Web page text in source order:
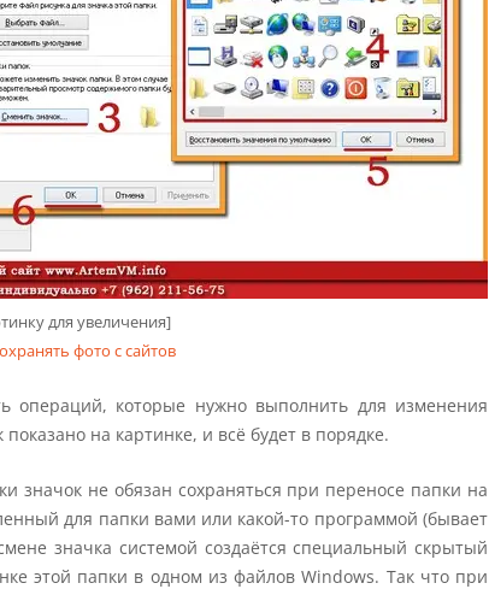
для увеличения]
фото с сайтов
операций, которые нужно выполнить для изменения
на картинке, и всё будет в порядке.
значок не обязан сохраняться при переносе папки на
для папки вами или какой-то программой (бывает
значка системой создаётся специальный скрытый
этой папки в одном из файлов Windows. Так что при